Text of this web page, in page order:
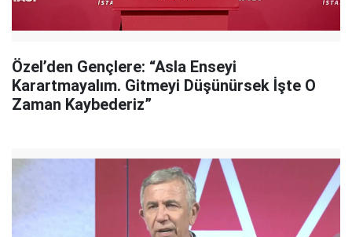
Özel’den Gençlere: “Asla Enseyi
Karartmayalım. Gitmeyi Düşünürsek İşte O
Zaman Kaybederiz”